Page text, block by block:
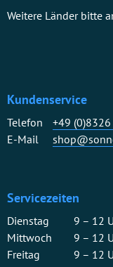
Weitere Länder bitte
Kundenservice
Telefon
+49
E-Mail
Servicezeiten
Dienstag
9 – 12
Mittwoch
9 – 12
Freitag
9 – 12